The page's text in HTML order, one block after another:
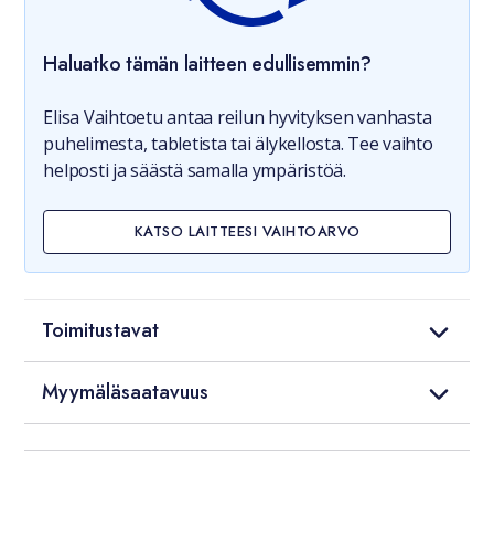
Haluatko tämän laitteen edullisemmin?
Elisa Vaihtoetu antaa reilun hyvityksen vanhasta
puhelimesta, tabletista tai älykellosta. Tee vaihto
helposti ja säästä samalla ympäristöä.
KATSO LAITTEESI VAIHTOARVO
Toimitustavat
Myymäläsaatavuus